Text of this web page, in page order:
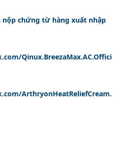
nộp chứng từ hàng xuất nhập
Qinux.BreezaMax.AC.Offici
ArthryonHeatReliefCream.